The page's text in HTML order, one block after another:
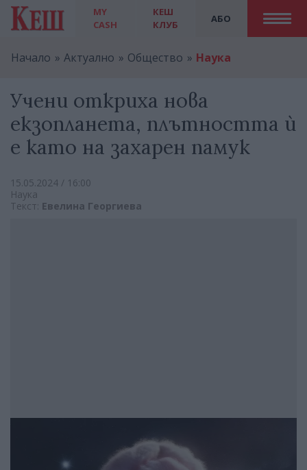
MY
CASH
АБО
КЕШ
КЛУБ
Начало Актуално Общество Наука
Учени откриха нова
екзопланета, плътността ѝ
е като на захарен памук
15.05.2024 / 16:00
Наука
Текст: Евелина Георгиева